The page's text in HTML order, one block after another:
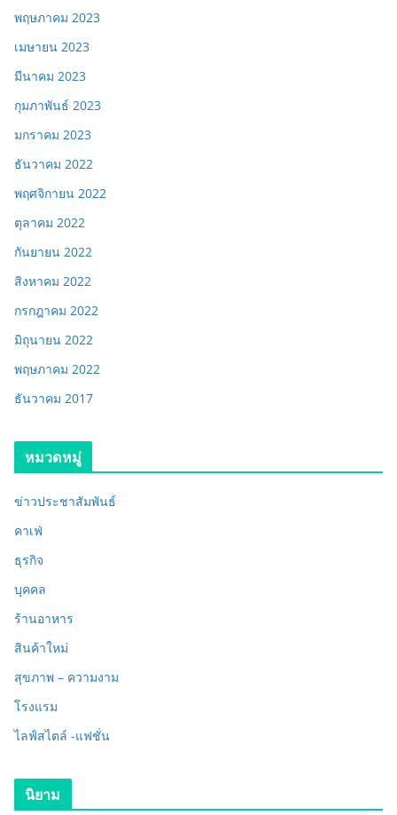
พฤษภาคม 2023
เมษายน 2023
มีนาคม 2023
กุมภาพันธ์ 2023
มกราคม 2023
ธันวาคม 2022
พฤศจิกายน 2022
ตุลาคม 2022
กันยายน 2022
สิงหาคม 2022
กรกฎาคม 2022
มิถุนายน 2022
พฤษภาคม 2022
ธันวาคม 2017
หมวดหมู่
ข่าวประชาสัมพันธ์
คาเฟ่
ธุรกิจ
บุคคล
ร้านอาหาร
สินค้าใหม่
สุขภาพ – ความงาม
โรงแรม
ไลฟ์สไตล์ -แฟชั่น
นิยาม